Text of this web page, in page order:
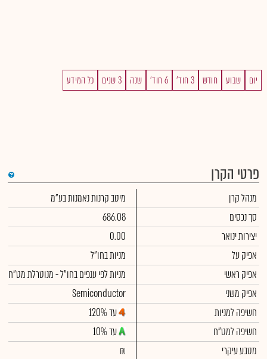
יום שבוע חודש 3 חוד' 6 חוד' שנה 3 שנים כל המידע
פרטי הקרן
מנהל קרן
מיטב קרנות נאמנות בע"מ
סך נכסים
686.08
יצירות ינואר
0.00
אפיק על
מניות בחו"ל
אפיק ראשי
מניות לפי ענפים בחו"ל - מנוטרלת מט"ח
אפיק משני
Semiconductor
חשיפה למניות
עד 120%
חשיפה למט"ח
עד 10%
מטבע עיקרי
₪